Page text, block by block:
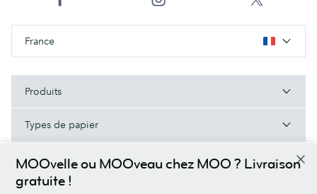
MOOvelle ou MOOveau chez MOO ? Livraison
gratuite !
France
Produits
Types de papier
À Propos de MOO